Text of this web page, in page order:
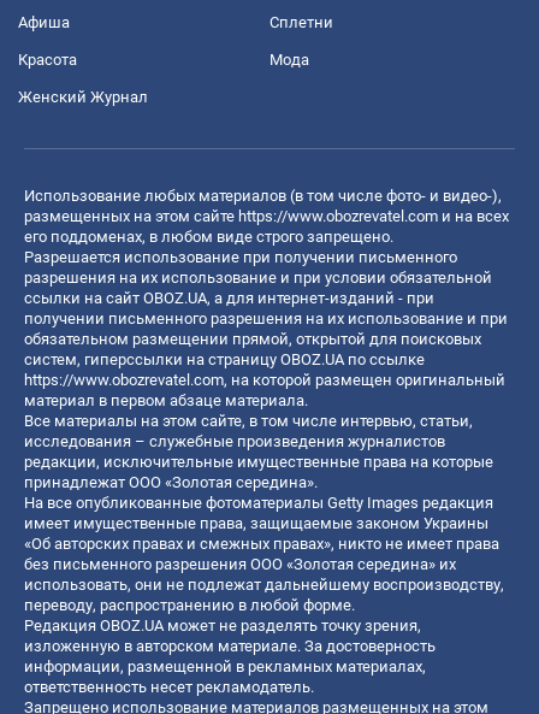
Афиша Сплетни
Красота Мода
Женский Журнал
Использование любых материалов (в том числе фото- и видео-),
размещенных на этом сайте https://www.obozrevatel.com и на всех
его поддоменах, в любом виде строго запрещено.
Разрешается использование при получении письменного
разрешения на их использование и при условии обязательной
ссылки на сайт OBOZ.UA, а для интернет-изданий - при
получении письменного разрешения на их использование и при
обязательном размещении прямой, открытой для поисковых
систем, гиперссылки на страницу OBOZ.UA по ссылке
https://www.obozrevatel.com, на которой размещен оригинальный
материал в первом абзаце материала.
Все материалы на этом сайте, в том числе интервью, статьи,
исследования – служебные произведения журналистов
редакции, исключительные имущественные права на которые
принадлежат ООО «Золотая середина».
На все опубликованные фотоматериалы Getty Images редакция
имеет имущественные права, защищаемые законом Украины
«Об авторских правах и смежных правах», никто не имеет права
без письменного разрешения ООО «Золотая середина» их
использовать, они не подлежат дальнейшему воспроизводству,
переводу, распространению в любой форме.
Редакция OBOZ.UA может не разделять точку зрения,
изложенную в авторском материале. За достоверность
информации, размещенной в рекламных материалах,
ответственность несет рекламодатель.
Запрещено использование материалов размещенных на этом